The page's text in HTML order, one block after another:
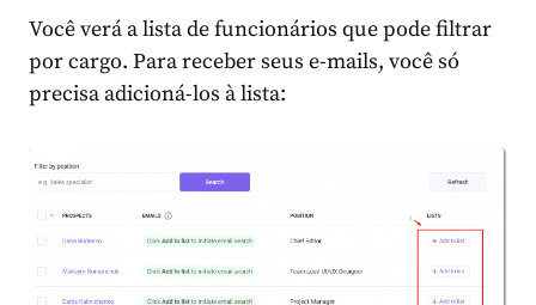
Você verá a lista de funcionários que pode filtrar
por cargo. Para receber seus e-mails, você só
precisa adicioná-los à lista: